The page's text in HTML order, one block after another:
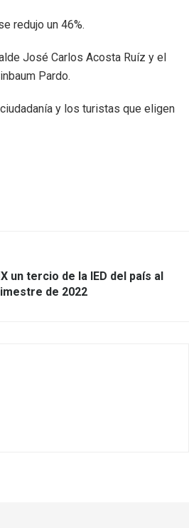
redujo un 46%.
José Carlos Acosta Ruíz y el
Pardo.
y los turistas que eligen
un tercio de la IED del país al
de 2022